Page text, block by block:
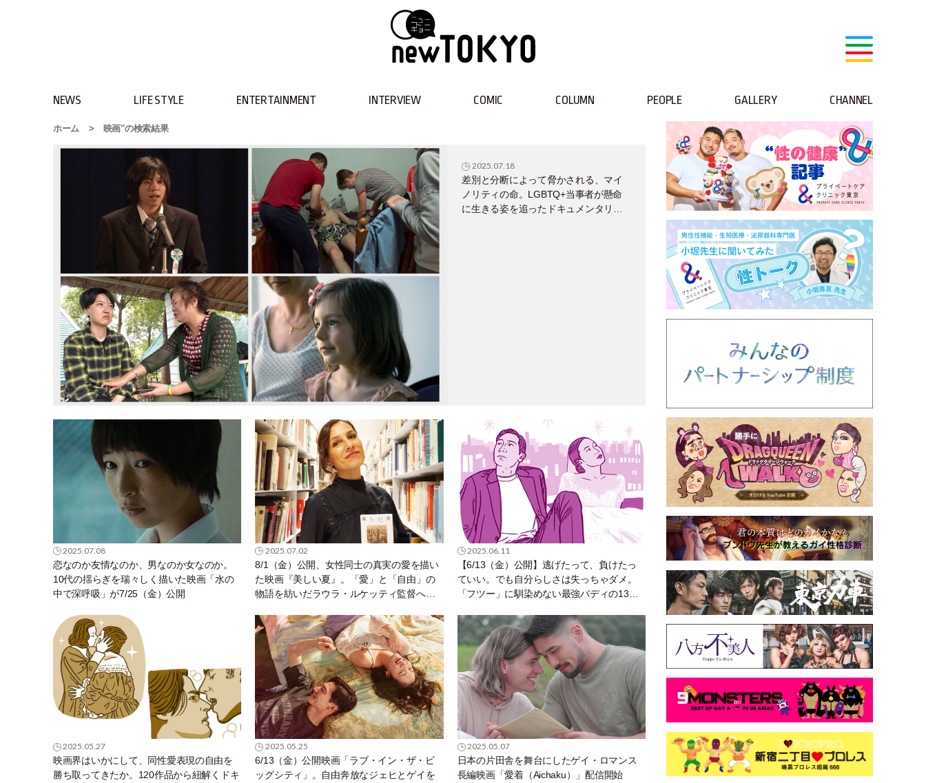
NEWS LIFE STYLE ENTERTAINMENT INTERVIEW COMIC COLUMN PEOPLE GALLERY CHANNEL
ホーム > 映画"の検索結果
2025.07.18
差別と分断によって脅かされる、マイ
ノリティの命。LGBTQ+当事者が懸命
に生きる姿を追ったドキュメンタリー
2025.07.08
恋なのか友情なのか、男なのか女なのか。
10代の揺らぎを瑞々しく描いた映画「水の
中で深呼吸」が7/25（金）公開
2025.07.02
8/1（金）公開、女性同士の真実の愛を描い
た映画『美しい夏』。「愛」と「自由」の
物語を紡いだラウラ・ルケッティ監督へイ
2025.06.11
【6/13（金）公開】逃げたって、負けたっ
ていい。でも自分らしさは失っちゃダメ。
「フツー」に馴染めない最強バディの13年
ィ」
2025.05.27
映画界はいかにして、同性愛表現の自由を
勝ち取ってきたか。120作品から紐解くドキ
2025.05.25
6/13（金）公開映画「ラブ・イン・ザ・ビ
ッグシティ」。自由奔放なジェヒとゲイを
2025.05.07
日本の片田舎を舞台にしたゲイ・ロマンス
長編映画「愛着（Aichaku）」配信開始